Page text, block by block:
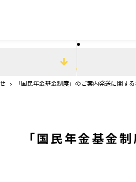
「国民年金基金制度」のご案内発送に関す
「国民年金基金